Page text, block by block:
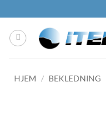
to
content
HJEM / BEKLEDNING